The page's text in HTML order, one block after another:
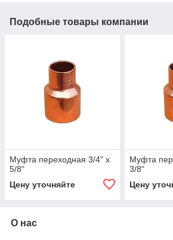
Подобные товары компании
Муфта переходная 3/4" х
5/8"
Цену уточняйте
Муфта
3/8"
Цену
О нас